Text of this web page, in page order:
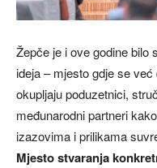
Žepče je i ove godine bilo
ideja – mjesto gdje se
okupljaju poduzetnici,
međunarodni partneri
izazovima i prilikama
Mjesto stvaranja